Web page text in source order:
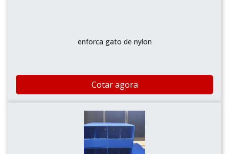
enforca gato de nylon
Cotar agora